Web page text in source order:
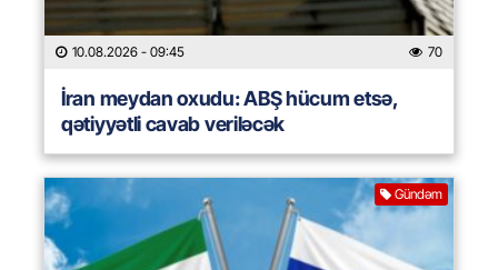
10.08.2026 - 09:45 70
İran meydan oxudu: ABŞ hücum etsə,
qətiyyətli cavab veriləcək
Gündəm